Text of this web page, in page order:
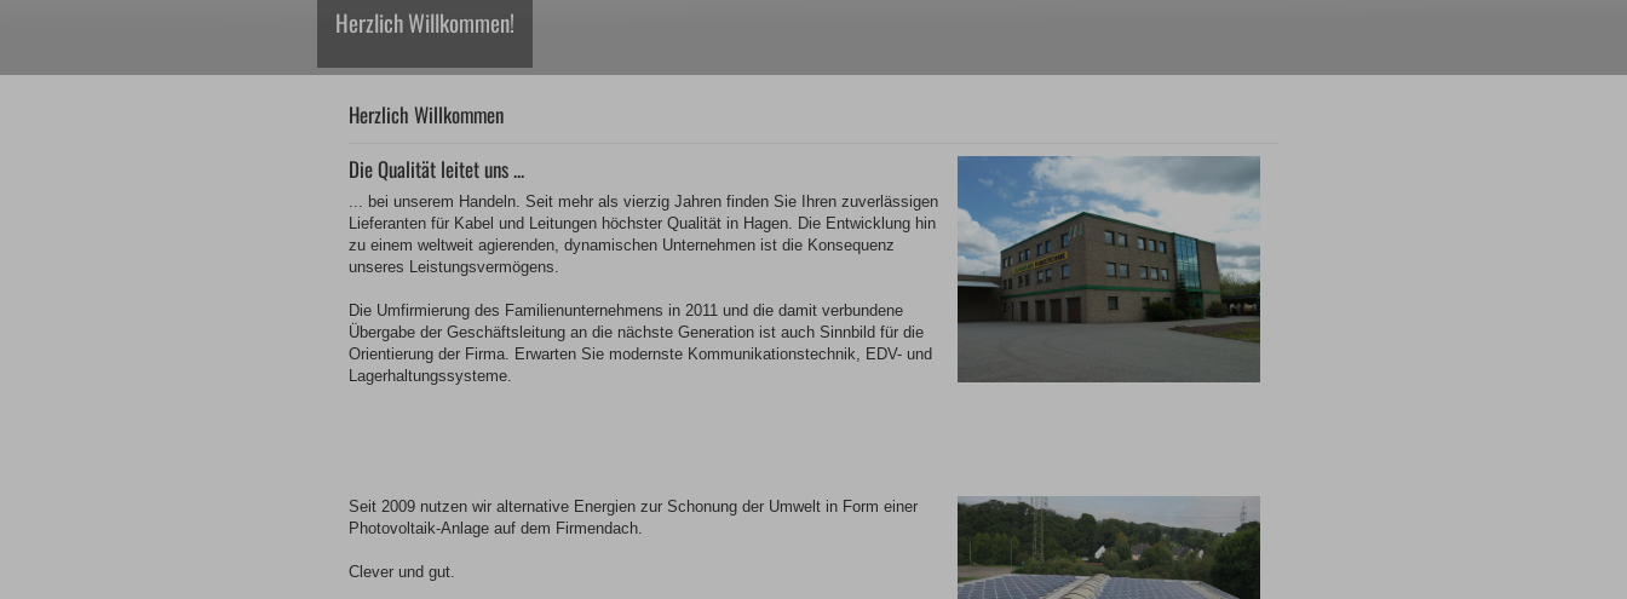
Herzlich Willkommen!
Herzlich Willkommen
Die Qualität leitet uns ...
... bei unserem Handeln. Seit mehr als vierzig Jahren finden Sie Ihren zuverlässigen
Lieferanten für Kabel und Leitungen höchster Qualität in Hagen. Die Entwicklung hin
zu einem weltweit agierenden, dynamischen Unternehmen ist die Konsequenz
unseres Leistungsvermögens.
Die Umfirmierung des Familienunternehmens in 2011 und die damit verbundene
Übergabe der Geschäftsleitung an die nächste Generation ist auch Sinnbild für die
Orientierung der Firma. Erwarten Sie modernste Kommunikationstechnik, EDV- und
Lagerhaltungssysteme.
Seit 2009 nutzen wir alternative Energien zur Schonung der Umwelt in Form einer
Photovoltaik-Anlage auf dem Firmendach.
Clever und gut.